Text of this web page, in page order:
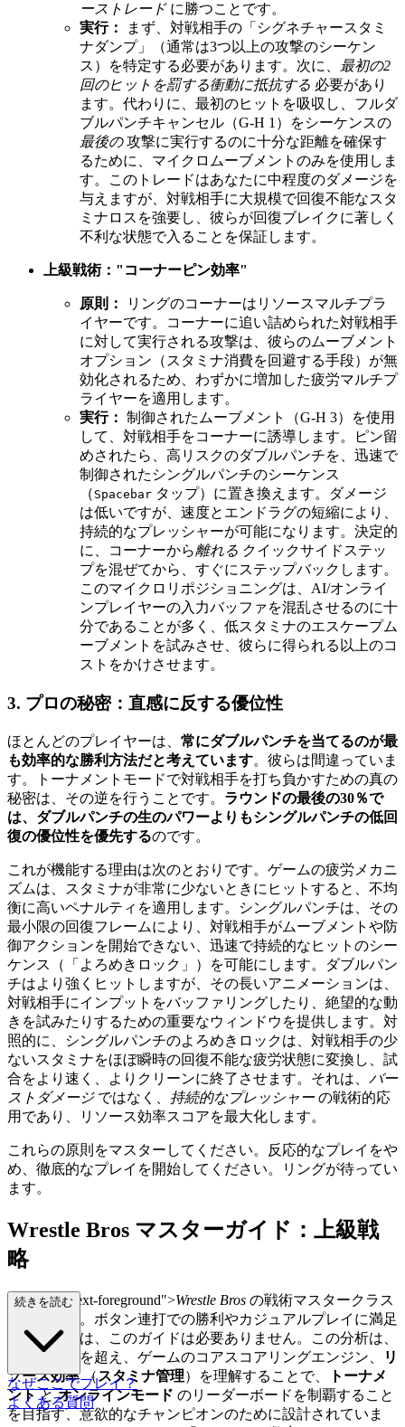
ーストレードに勝つことです。
実行：
まず、対戦相手の「シグネチャースタミ
ナダンプ」（通常は3つ以上の攻撃のシーケン
ス）を特定する必要があります。次に、
最初の2
回のヒットを罰する衝動に抵抗する 必要があり
ます。代わりに、最初のヒットを吸収し、フルダ
ブルパンチキャンセル（G-H 1）をシーケンスの
最後の攻撃に実行するのに十分な距離を確保す
るために、マイクロムーブメントのみを使用しま
す。このトレードはあなたに中程度のダメージを
与えますが、対戦相手に大規模で回復不能なスタ
ミナロスを強要し、彼らが回復ブレイクに著しく
不利な状態で入ることを保証します。
上級戦術："コーナーピン効率"
原則：
リングのコーナーはリソースマルチプラ
イヤーです。コーナーに追い詰められた対戦相手
に対して実行される攻撃は、彼らのムーブメント
オプション（スタミナ消費を回避する手段）が無
効化されるため、わずかに増加した疲労マルチプ
ライヤーを適用します。
実行： 制御されたムーブメント（G-H 3）を使用
して、対戦相手をコーナーに誘導します。ピン留
めされたら、高リスクのダブルパンチを、迅速で
制御されたシングルパンチのシーケンス
（ Spacebar タップ）に置き換えます。ダメージ
は低いですが、速度とエンドラグの短縮により、
持続的なプレッシャーが可能になります。決定的
に、コーナーから離れる クイックサイドステッ
プを混ぜてから、すぐにステップバックします。
このマイクロリポジショニングは、AI/オンライ
ンプレイヤーの入力バッファを混乱させるのに十
分であることが多く、低スタミナのエスケープム
ーブメントを試みさせ、彼らに得られる以上のコ
ストをかけさせます。
3. プロの秘密：直感に反する優位性
ほとんどのプレイヤーは、 常にダブルパンチを当てるのが最
も効率的な勝利方法だと考えています。彼らは間違っていま
す。トーナメントモードで対戦相手を打ち負かすための真の
秘密は、その逆を行うことです。 ラウンドの最後の30％で
は、ダブルパンチの生のパワーよりもシングルパンチの低回
復の優位性を優先するのです。
これが機能する理由は次のとおりです。ゲームの疲労メカニ
ズムは、スタミナが非常に少ないときにヒットすると、不均
衡に高いペナルティを適用します。シングルパンチは、その
最小限の回復フレームにより、対戦相手がムーブメントや防
御アクションを開始できない、迅速で持続的なヒットのシー
ケンス（「よろめきロック」）を可能にします。ダブルパン
チはより強くヒットしますが、その長いアニメーションは、
対戦相手にインプットをバッファリングしたり、絶望的な動
きを試みたりするための重要なウィンドウを提供します。対
照的に、シングルパンチのよろめきロックは、対戦相手の少
ないスタミナをほぼ瞬時の回復不能な疲労状態に変換し、試
合をより速く、よりクリーンに終了させます。それは、 バー
ストダメージではなく、 持続的なプレッシャーの戦術的応
用であり、リソース効率スコアを最大化します。
これらの原則をマスターしてください。反応的なプレイをや
め、徹底的なプレイを開始してください。リングが待ってい
ます。
Wrestle Bros マスターガイド：上級戦
略
ass="mb-4 text-foreground">Wrestle Bros の戦術マスタークラス
へようこそ。ボタン連打での勝利やカジュアルプレイに満足
している方は、このガイドは必要ありません。この分析は、
単なる勝利を超え、ゲームのコアスコアリングエンジン、
リ
ソース効率（スタミナ管理）を理解することで、
トーナメ
ントとオンラインモード のリーダーボードを制覇すること
を目指す、意欲的なチャンピオンのために設計されていま
続きを読む
なぜここでプレイ？
よくある質問